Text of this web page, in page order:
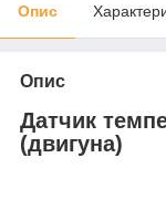
Опис
Опис
Датчик
(двигуна)